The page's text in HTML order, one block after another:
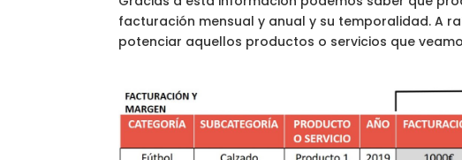
facturación mensual y anual y su temporalidad. A
potenciar aquellos productos o servicios que